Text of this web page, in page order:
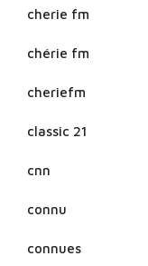
cherie fm
chérie fm
cheriefm
classic 21
cnn
connu
connues